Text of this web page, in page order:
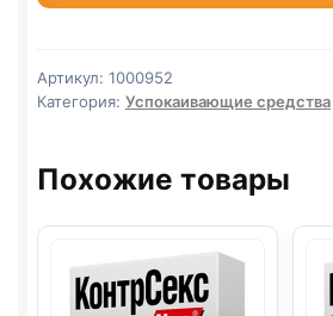
таблетки
50
табл.
Артикул: 1000952
Категория: Успокаивающие средства
Похожие товары